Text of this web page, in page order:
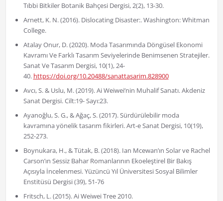
Tıbbi Bitkiler Botanik Bahçesi Dergisi, 2(2), 13-30.
Arnett, K. N. (2016). Dislocating Disaster:. Washington: Whitman
College.
Atalay Onur, D. (2020). Moda Tasarımında Döngüsel Ekonomi
Kavramı Ve Farklı Tasarım Seviyelerinde Benimsenen Stratejiler.
Sanat Ve Tasarım Dergisi, 10(1), 24-
40. https://doi.org/10.20488/sanattasarim.828900
Avcı, S. & Uslu, M. (2019). Ai Weiwei’nin Muhalif Sanatı. Akdeniz
Sanat Dergisi. Cilt:19- Sayı:23.
Ayanoğlu, S. G., & Ağaç, S. (2017). Sürdürülebilir moda
kavramına yönelik tasarım fikirleri. Art-e Sanat Dergisi, 10(19),
252-273.
Boynukara, H., & Tütak, B. (2018). Ian Mcewan’ın Solar ve Rachel
Carson’ın Sessiz Bahar Romanlarının Ekoeleştirel Bir Bakış
Açısıyla İncelenmesi. Yüzüncü Yıl Üniversitesi Sosyal Bilimler
Enstitüsü Dergisi (39), 51-76
Fritsch, L. (2015). Ai Weiwei Tree 2010.